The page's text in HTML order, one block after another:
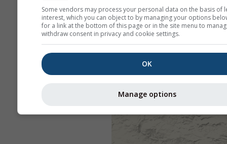
Some vendors may process your personal data on the basis of
interest, which you can object to by managing your options
for a link at the bottom of this page or in the site menu to
withdraw consent in privacy and cookie settings.
OK
Manage options